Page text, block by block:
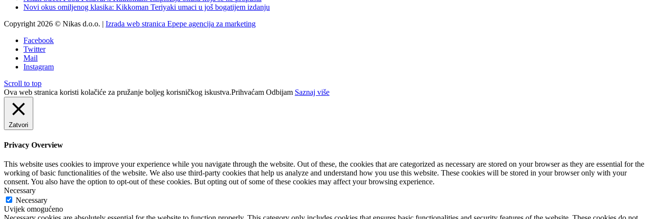
Novi okus omiljenog klasika: Kikkoman Teriyaki umaci u još bogatijem izdanju
Copyright 2026 © Nikas d.o.o. | Izrada web stranica Epepe agencija za marketing
Facebook
Twitter
Mail
Instagram
Scroll to top
Ova web stranica koristi kolačiće za pružanje boljeg korisničkog iskustva.Prihvaćam Odbijam Saznaj više
Zatvori
Privacy Overview
This website uses cookies to improve your experience while you navigate through the website. Out of these, the cookies that are categorized as necessary are stored on your browser as they are essential for the
working of basic functionalities of the website. We also use third-party cookies that help us analyze and understand how you use this website. These cookies will be stored in your browser only with your
consent. You also have the option to opt-out of these cookies. But opting out of some of these cookies may affect your browsing experience.
Necessary
Necessary
Uvijek omogućeno